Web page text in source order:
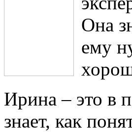
Она
ему
Ирина – это в
знает, как